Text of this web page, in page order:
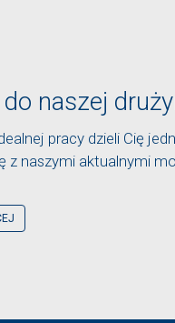
do naszej
pracy dzieli Cię
z naszymi aktualnymi